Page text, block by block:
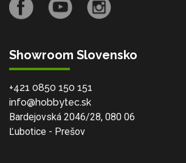
Showroom Slovensko
+421 0850 150 151
info@hobbytec.sk
Bardejovská 2046/28, 080 06
Ľubotice - Prešov